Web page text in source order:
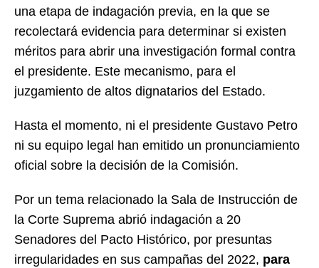
una etapa de indagación previa, en la que se
recolectará evidencia para determinar si existen
méritos para abrir una investigación formal contra
el presidente. Este mecanismo, para el
juzgamiento de altos dignatarios del Estado.
Hasta el momento, ni el presidente Gustavo Petro
ni su equipo legal han emitido un pronunciamiento
oficial sobre la decisión de la Comisión.
Por un tema relacionado la Sala de Instrucción de
la Corte Suprema abrió indagación a 20
Senadores del Pacto Histórico, por presuntas
irregularidades en sus campañas del 2022, para